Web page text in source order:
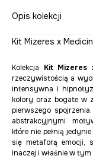
Opis kolekcji
Kit Mizeres x
Kolekcja Kit Mizeres
rzeczywistością a
intensywna i
kolory oraz bogate w
pierwszego
abstrakcyjnymi
które nie pełnią
się metaforą emocji,
inaczej i właśnie w tym